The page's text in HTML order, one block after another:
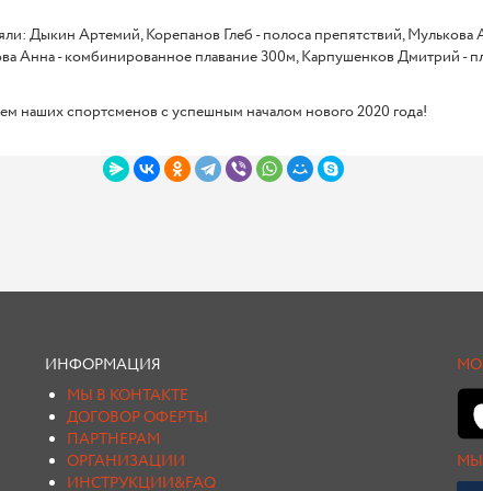
Дыкин Артемий, Корепанов Глеб - полоса препятствий,
Анна - комбинированное плавание 300м, Карпушенков Дмитрий -
наших спортсменов с успешным началом нового 2020 года!
ИНФОРМАЦИЯ
МЫ В КОНТАКТЕ
ДОГОВОР ОФЕРТЫ
ПАРТНЕРАМ
ОРГАНИЗАЦИИ
ИНСТРУКЦИИ&FAQ